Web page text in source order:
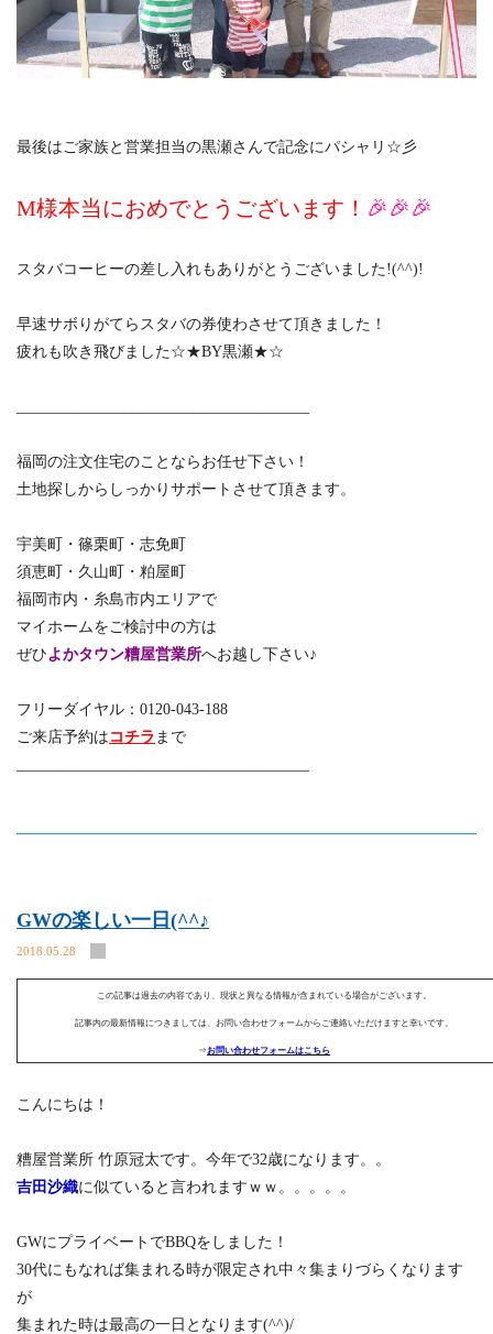
最後はご家族と営業担当の黒瀬さんで記念にパシャリ☆彡
M様本当におめでとうございます！ 🎉🎉🎉
スタバコーヒーの差し入れもありがとうございました!(^^)!
早速サボりがてらスタバの券使わさせて頂きました！
疲れも吹き飛びました☆★BY黒瀬★☆
福岡の注文住宅のことならお任せ下さい！
土地探しからしっかりサポートさせて頂きます。
宇美町・篠栗町・志免町
須恵町・久山町・粕屋町
福岡市内・糸島市内エリアで
マイホームをご検討中の方は
ぜひ よかタウン糟屋営業所へお越し下さい♪
フリーダイヤル：0120-043-188
ご来店予約は コチラ まで
GWの楽しい一日(^^♪
2018.05.28
この記事は過去の内容であり、現状と異なる情報が含まれている場合がございます。
記事内の最新情報につきましては、お問い合わせフォームからご連絡いただけますと幸いです。
⇒ お問い合わせフォームはこちら
こんにちは！
糟屋営業所 竹原冠太です。今年で32歳になります。。
吉田沙織に似ていると言われますｗｗ。。。。。
GWにプライベートでBBQをしました！
30代にもなれば集まれる時が限定され中々集まりづらくなります
が
集まれた時は最高の一日となります(^^)/